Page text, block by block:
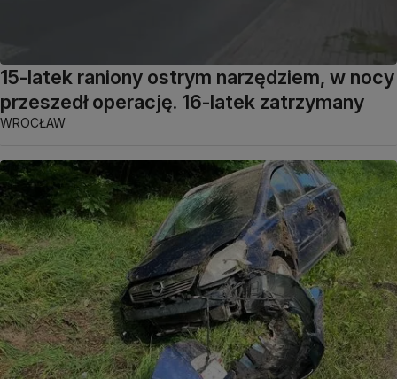
15-latek raniony ostrym narzędziem, w nocy
przeszedł operację. 16-latek zatrzymany
WROCŁAW